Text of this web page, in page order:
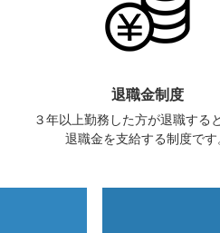
退職金制度
３年以上勤務した方が退職する
退職金を支給する制度です